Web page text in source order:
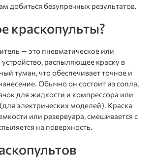
добиться безупречных результатов.
краскопульты?
— это пневматическое или
устройство, распыляющее краску в
туман, что обеспечивает точное и
Обычно он состоит из сопла,
для жидкости и компрессора или
электрических моделей). Краска
или резервуара, смешивается с
на поверхность.